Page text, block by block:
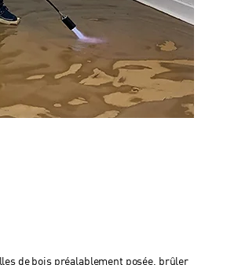
de bois préalablement posée, brûler